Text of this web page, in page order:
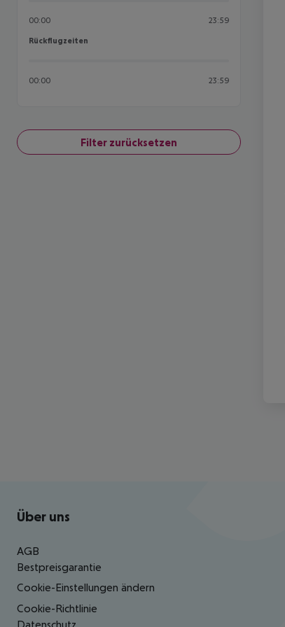
00:00 23:59
Rückflugzeiten
Rückflugzeiten
00:00 23:59
Filter zurücksetzen
Footer navigation
Über uns
AGB
Bestpreisgarantie
Cookie-Einstellungen ändern
Cookie-Richtlinie
Datenschutz